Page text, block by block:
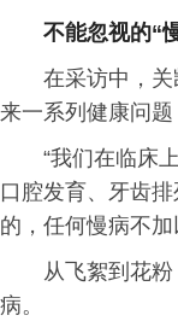
不能忽视的“
在采访中，
来一系列健康问
“我们在临床
口腔发育、牙齿
的，任何慢病不
从飞絮到花
病。